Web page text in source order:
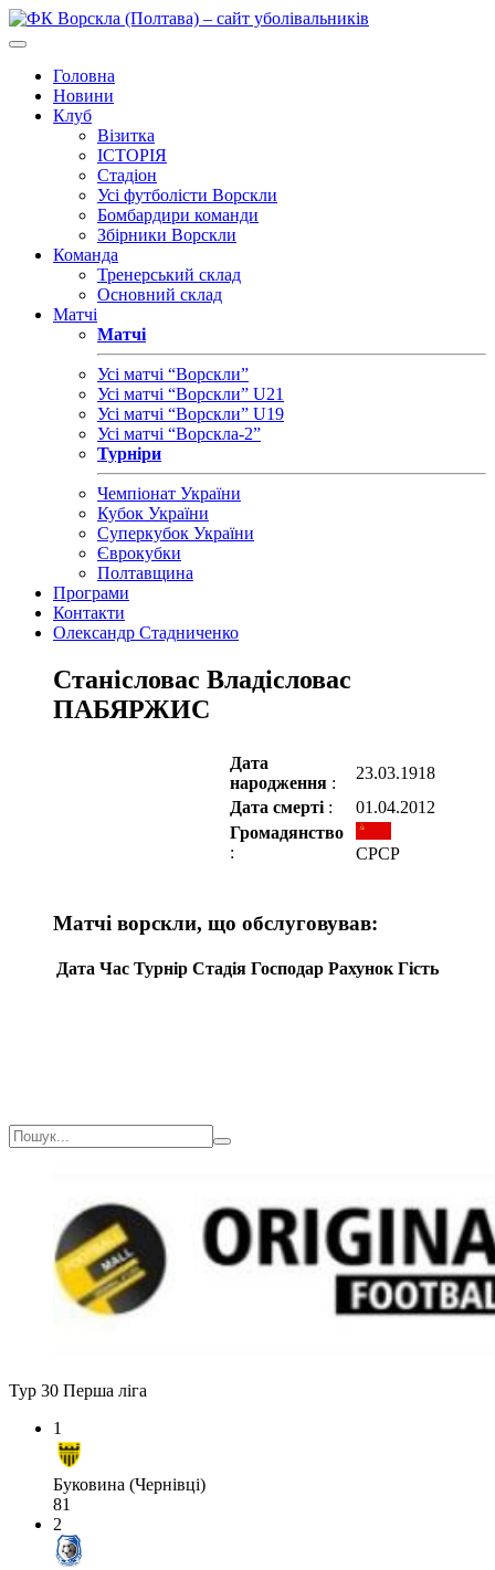
Головна
Новини
Клуб
Візитка
ІСТОРІЯ
Стадіон
Усі футболісти Ворскли
Бомбардири команди
Збірники Ворскли
Команда
Тренерський склад
Основний склад
Матчі
Матчі
Усі матчі “Ворскли”
Усі матчі “Ворскли” U21
Усі матчі “Ворскли” U19
Усі матчі “Ворскла-2”
Турніри
Чемпіонат України
Кубок України
Суперкубок України
Єврокубки
Полтавщина
Програми
Контакти
Олександр Стадниченко
Станісловас Владісловас
ПАБЯРЖИС
Дата
народження :
23.03.1918
Дата смерті :
01.04.2012
Громадянство
:
СРСР
Матчі ворскли, що обслуговував:
Дата Час Турнір Стадія Господар Рахунок Гість
Тур 30 Перша ліга
1
Буковина (Чернівці)
81
2